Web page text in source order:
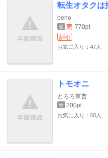
転生オタクは
beno
巻 完 770pt
割引
お気に入り：47人
トモオニ
とろろ軍曹
巻 200pt
お気に入り：60人